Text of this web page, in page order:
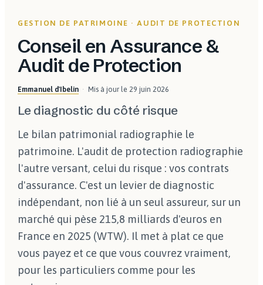
GESTION DE PATRIMOINE · AUDIT DE PROTECTION
Conseil en Assurance &
Audit de Protection
Emmanuel d'Ibelin Mis à jour le 29 juin 2026
Le diagnostic du côté risque
Le bilan patrimonial radiographie le
patrimoine. L'audit de protection radiographie
l'autre versant, celui du risque : vos contrats
d'assurance. C'est un levier de diagnostic
indépendant, non lié à un seul assureur, sur un
marché qui pèse 215,8 milliards d'euros en
France en 2025 (WTW). Il met à plat ce que
vous payez et ce que vous couvrez vraiment,
pour les particuliers comme pour les